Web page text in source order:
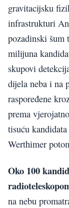
gravitacijsku
infrastrukturi
pozadinski šum
milijuna
skupovi
dijela neba i na
raspoređene
prema
tisuću
Werthimer
Oko 100
na nebu